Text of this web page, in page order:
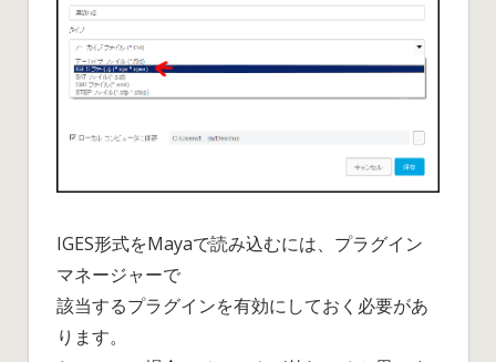
IGES形式をMayaで読み込むには、プラグイン
マネージャーで
該当するプラグインを有効にしておく必要があ
ります。